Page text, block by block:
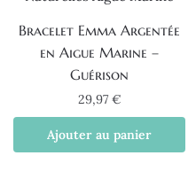
Bracelet Emma Argentée
en Aigue Marine –
Guérison
29,97€
Ajouter au panier